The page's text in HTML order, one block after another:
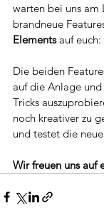
warten bei uns am
brandneue
Elements auf euch:
Die beiden
auf die Anlage
Tricks
noch kreativer zu
und testet die
Wir freuen uns auf